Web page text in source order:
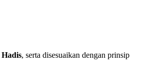
Hadis, serta disesuaikan dengan prinsip